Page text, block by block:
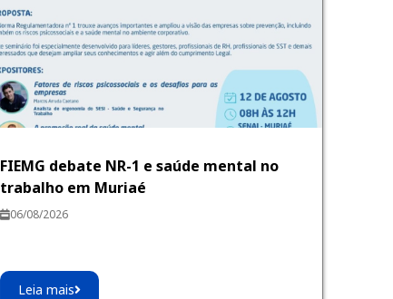
FIEMG debate NR-1 e saúde mental no
trabalho em Muriaé
06/08/2026
Leia mais